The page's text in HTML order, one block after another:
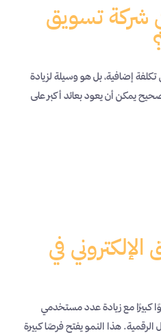
شركة تسويق
تكلفة إضافية، بل هو وسيلة لزيادة
يمكن أن يعود بعائد أكبر على
في
كبيرًا مع زيادة عدد مستخدمي
الرقمية. هذا النمو يفتح فرصًا كبيرة